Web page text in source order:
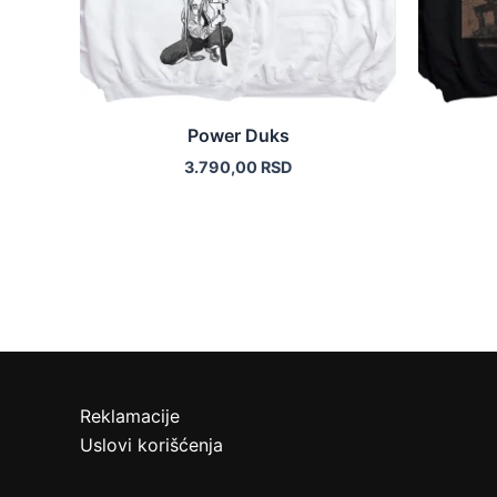
Power Duks
3.790,00 RSD
biti
stranici
Reklamacije
Uslovi korišćenja